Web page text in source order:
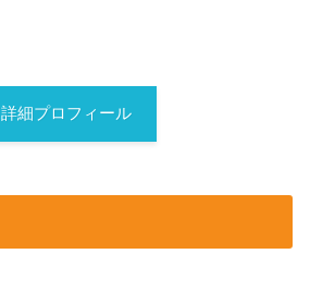
詳細プロフィール